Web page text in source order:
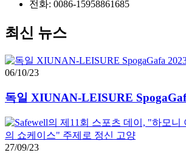
전화: 0086-15958861685
최신 뉴스
06/10/23
독일 XIUNAN-LEISURE
27/09/23